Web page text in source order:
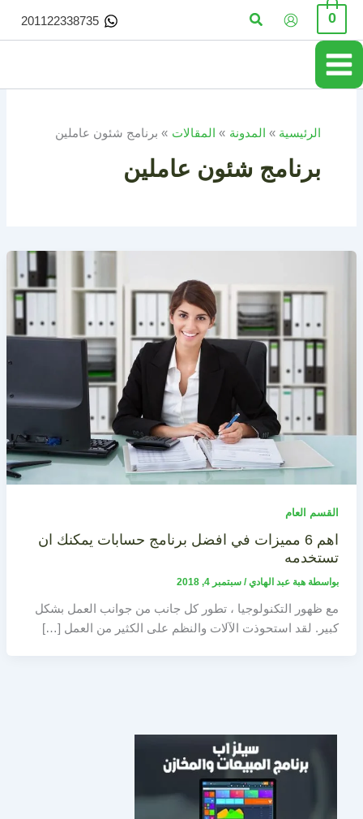
تخطي
المحتوى
0 البحث 201122338735
الرئيسية المدونة المقالات برنامج شئون عاملين
برنامج شئون عاملين
القسم العام
اهم 6 مميزات في افضل برنامج حسابات يمكنك ان
تستخدمه
بواسطة هبة عبد الهادي/ سبتمبر 4, 2018
مع ظهور التكنولوجيا ، تطور كل جانب من جوانب العمل بشكل
كبير. لقد استحوذت الآلات والنظم على الكثير من العمل […]